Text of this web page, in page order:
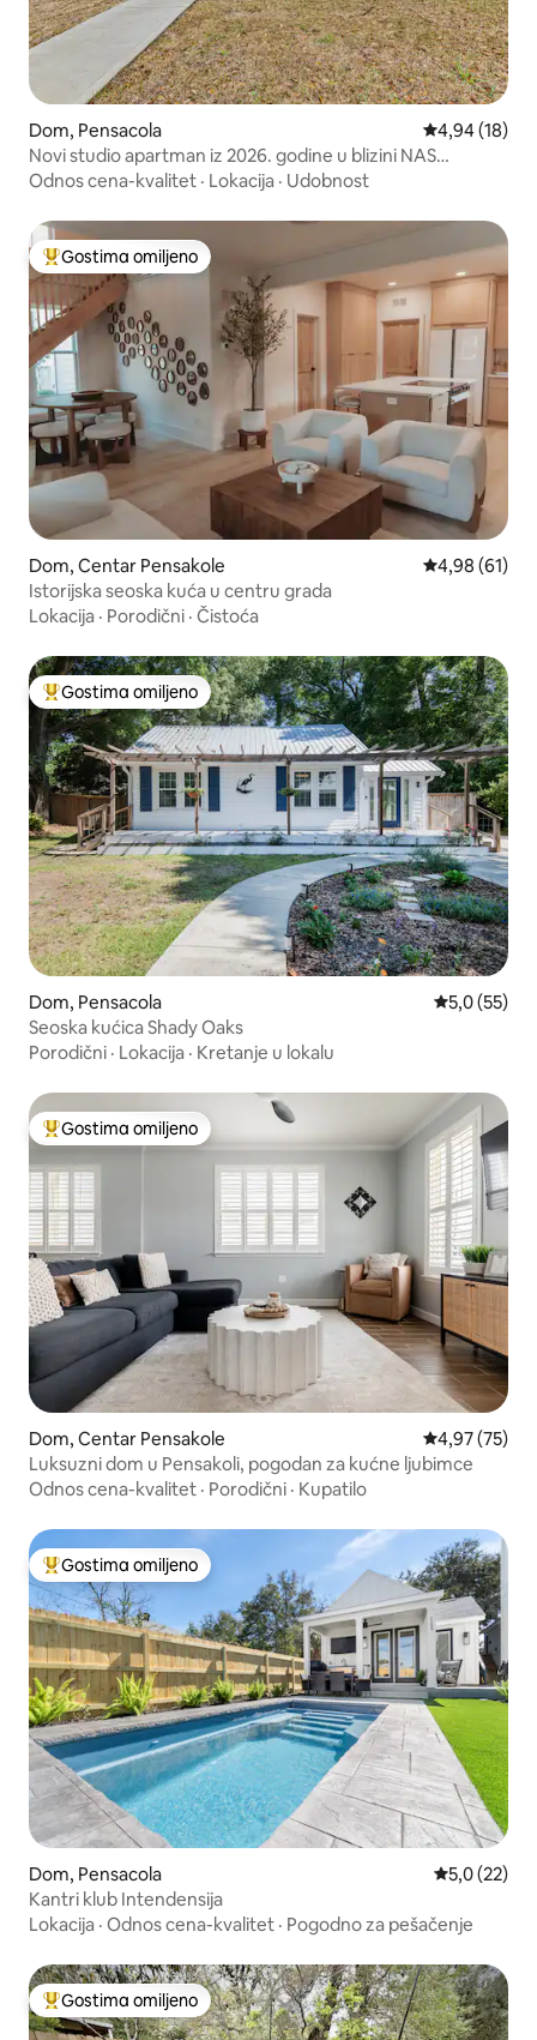
Dom, Pensacola Prosečna
4,94 (18)
Novi studio apartman iz 2026. godine u blizini NAS
Pensakole i plaže
Odnos cena-kvalitet · Lokacija · Udobnost
Najuspešniji među gostima omiljenim
Gostima omiljeno
Dom, Centar Pensakole Prosečna
4,98 (61)
Istorijska seoska kuća u centru grada
Lokacija · Porodični · Čistoća
Najuspešniji među gostima omiljenim
Gostima omiljeno
Dom, Pensacola Prosečna
5,0 (55)
Seoska kućica Shady Oaks
Porodični · Lokacija · Kretanje u lokalu
Najuspešniji među gostima omiljenim
Gostima omiljeno
Dom, Centar Pensakole Prosečna
4,97 (75)
Luksuzni dom u Pensakoli, pogodan za kućne ljubimce
Odnos cena-kvalitet · Porodični · Kupatilo
Najuspešniji među gostima omiljenim
Gostima omiljeno
Dom, Pensacola Prosečna
5,0 (22)
Kantri klub Intendensija
Lokacija · Odnos cena-kvalitet · Pogodno za pešačenje
Najuspešniji među gostima omiljenim
Gostima omiljeno